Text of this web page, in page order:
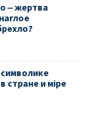
‒ жертва
стране и мiре